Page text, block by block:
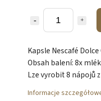
Kapsle Nescafé
Obsah balení: 8x
Lze vyrobit 8 nápojů
Informacje